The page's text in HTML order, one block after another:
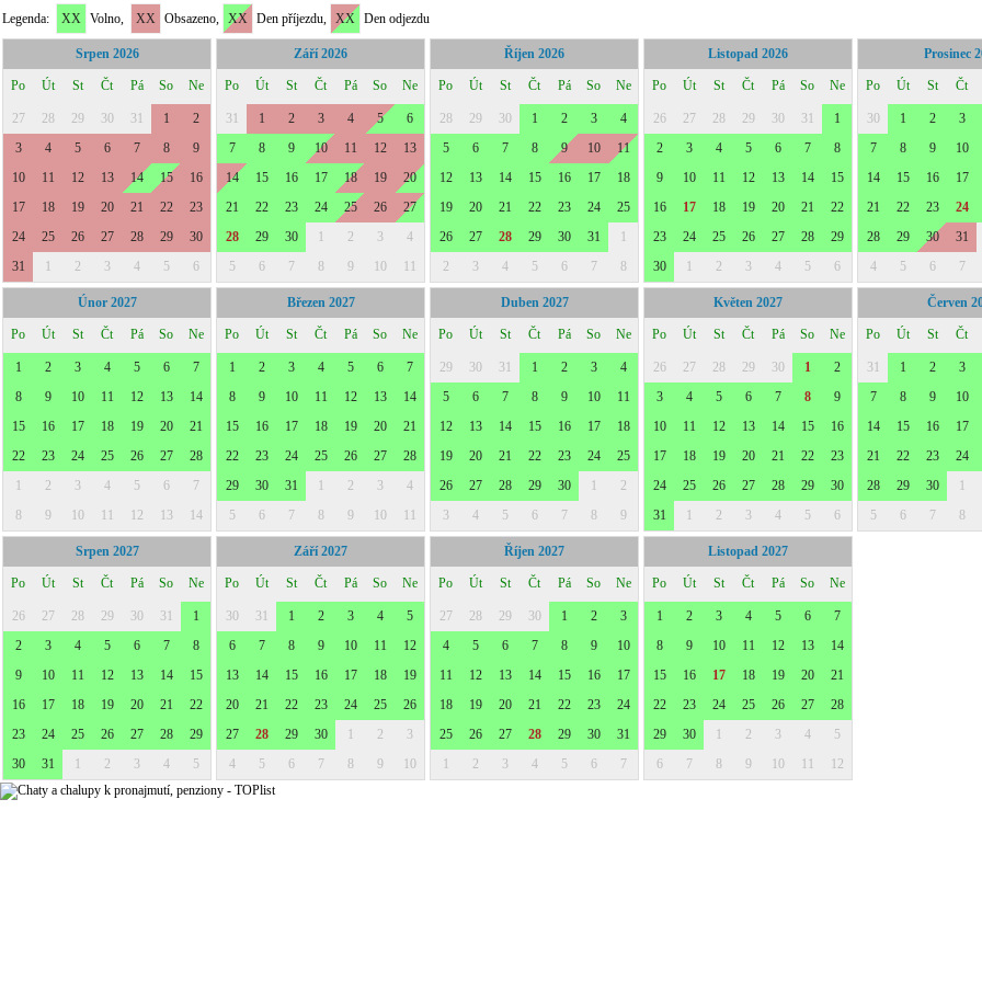
Legenda: XX Volno, XX Obsazeno, XX Den příjezdu, XX Den odjezdu
Srpen 2026
Po Út St Čt Pá So Ne
27 28 29 30 31 1
2
3
4 5 6 7 8
9
10
11 12 13 14 15
16
17
18 19 20 21 22
23
24
25 26 27 28 29
30
31
1 2 3 4 5 6
Září 2026
Po Út St Čt Pá So Ne
31 1 2 3 4 5
6
7
8 9 10 11 12
13
14
15 16 17 18 19
20
21
22 23 24 25 26
27
28
29 30 1 2 3
4
5
6 7 8 9 10 11
Říjen 2026
Po Út St Čt Pá So Ne
28 29 30 1 2 3
4
5
6 7 8 9 10
11
12
13 14 15 16 17
18
19
20 21 22 23 24
25
26
27 28 29 30 31
1
2
3 4 5 6 7 8
Listopad 2026
Po Út St Čt Pá So Ne
26 27 28 29 30 31
1
2
3 4 5 6 7
8
9
10 11 12 13 14
15
16
17 18 19 20 21
22
23
24 25 26 27 28
29
30
1 2 3 4 5 6
Prosinec
Po Út St Čt
30 1 2 3
7
8 9 10
14
15 16 17
21
22 23 24
28
29 30 31
4
5 6 7
Únor 2027
Po Út St Čt Pá So Ne
1 2 3 4 5 6
7
8
9 10 11 12 13
14
15
16 17 18 19 20
21
22
23 24 25 26 27
28
1
2 3 4 5 6
7
8
9 10 11 12 13 14
Březen 2027
Po Út St Čt Pá So Ne
1 2 3 4 5 6
7
8
9 10 11 12 13
14
15
16 17 18 19 20
21
22
23 24 25 26 27
28
29
30 31 1 2 3
4
5
6 7 8 9 10 11
Duben 2027
Po Út St Čt Pá So Ne
29 30 31 1 2 3
4
5
6 7 8 9 10
11
12
13 14 15 16 17
18
19
20 21 22 23 24
25
26
27 28 29 30 1
2
3
4 5 6 7 8 9
Květen 2027
Po Út St Čt Pá So Ne
26 27 28 29 30 1
2
3
4 5 6 7 8
9
10
11 12 13 14 15
16
17
18 19 20 21 22
23
24
25 26 27 28 29
30
31
1 2 3 4 5 6
Červen
Po Út St Čt
31 1 2 3
7
8 9 10
14
15 16 17
21
22 23 24
28
29 30 1
5
6 7 8
Srpen 2027
Po Út St Čt Pá So Ne
26 27 28 29 30 31
1
2
3 4 5 6 7
8
9
10 11 12 13 14
15
16
17 18 19 20 21
22
23
24 25 26 27 28
29
30
31 1 2 3 4 5
Září 2027
Po Út St Čt Pá So Ne
30 31 1 2 3 4
5
6
7 8 9 10 11
12
13
14 15 16 17 18
19
20
21 22 23 24 25
26
27
28 29 30 1 2
3
4
5 6 7 8 9 10
Říjen 2027
Po Út St Čt Pá So Ne
27 28 29 30 1 2
3
4
5 6 7 8 9
10
11
12 13 14 15 16
17
18
19 20 21 22 23
24
25
26 27 28 29 30
31
1
2 3 4 5 6 7
Listopad 2027
Po Út St Čt Pá So Ne
1 2 3 4 5 6
7
8
9 10 11 12 13
14
15
16 17 18 19 20
21
22
23 24 25 26 27
28
29
30 1 2 3 4
5
6
7 8 9 10 11 12